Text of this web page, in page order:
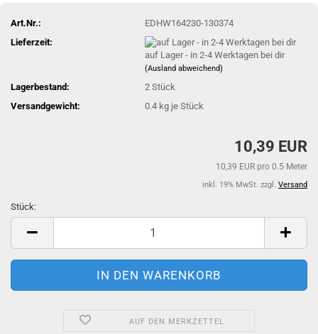
Art.Nr.:
EDHW164230-130374
Lieferzeit:
auf Lager - in 2-4 Werktagen bei dir
(Ausland abweichend)
Lagerbestand: 2Stück
Versandgewicht:
0.4 kg je Stück
10,39 EUR
10,39 EUR pro 0.5 Meter
inkl. 19% MwSt. zzgl. Versand
Stück:
Stück
AUF DEN MERKZETTEL